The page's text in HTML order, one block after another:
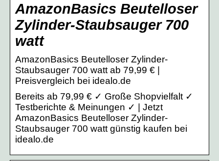
AmazonBasics Beutelloser
Zylinder-Staubsauger 700
watt
AmazonBasics Beutelloser Zylinder-
Staubsauger 700 watt ab 79,99 € |
Preisvergleich bei idealo.de
Bereits ab 79,99 € ✓ Große Shopvielfalt ✓
Testberichte & Meinungen ✓ | Jetzt
AmazonBasics Beutelloser Zylinder-
Staubsauger 700 watt günstig kaufen bei
idealo.de